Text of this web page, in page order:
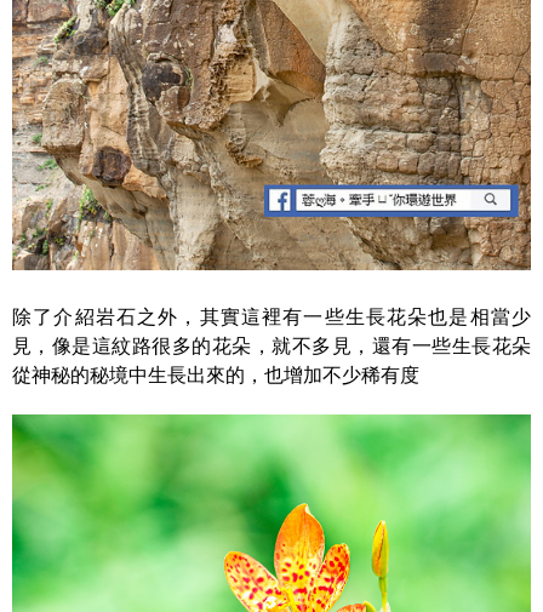
除了介紹岩石之外，其實這裡有一些生長花朵也是相當少
見，像是這紋路很多的花朵，就不多見，還有一些生長花朵
從神秘的秘境中生長出來的，也增加不少稀有度